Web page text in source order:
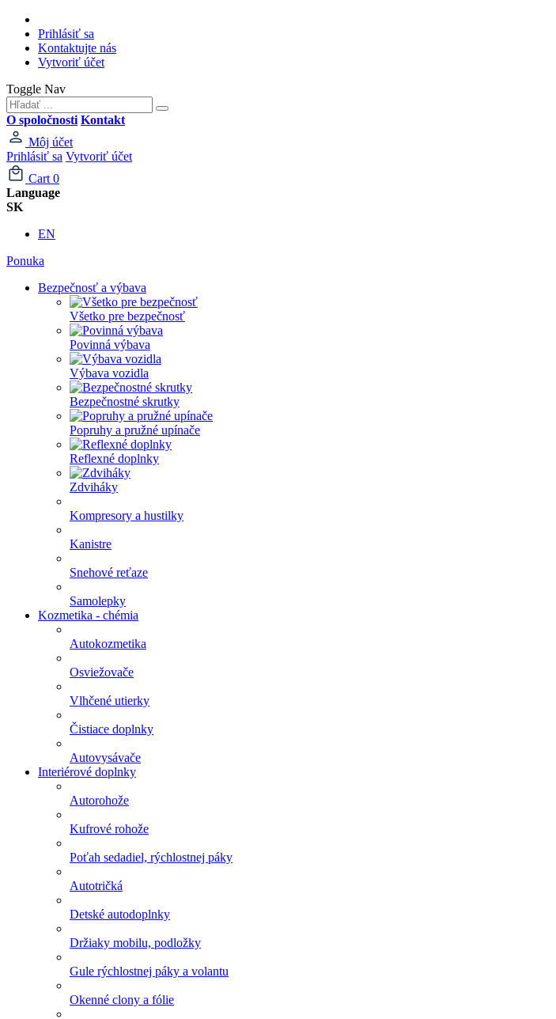
Prihlásiť sa
Kontaktujte nás
Vytvoriť účet
Toggle Nav
O spoločnosti Kontakt
Môj účet
Prihlásiť sa Vytvoriť účet
Cart 0
Language
SK
EN
Ponuka
Bezpečnosť a výbava
Všetko pre bezpečnosť
Povinná výbava
Výbava vozidla
Bezpečnostné skrutky
Popruhy a pružné upínače
Reflexné doplnky
Zdviháky
Kompresory a hustilky
Kanistre
Snehové reťaze
Samolepky
Kozmetika - chémia
Autokozmetika
Osviežovače
Vlhčené utierky
Čistiace doplnky
Autovysávače
Interiérové doplnky
Autorohože
Kufrové rohože
Poťah sedadiel, rýchlostnej páky
Autotričká
Detské autodoplnky
Držiaky mobilu, podložky
Gule rýchlostnej páky a volantu
Okenné clony a fólie